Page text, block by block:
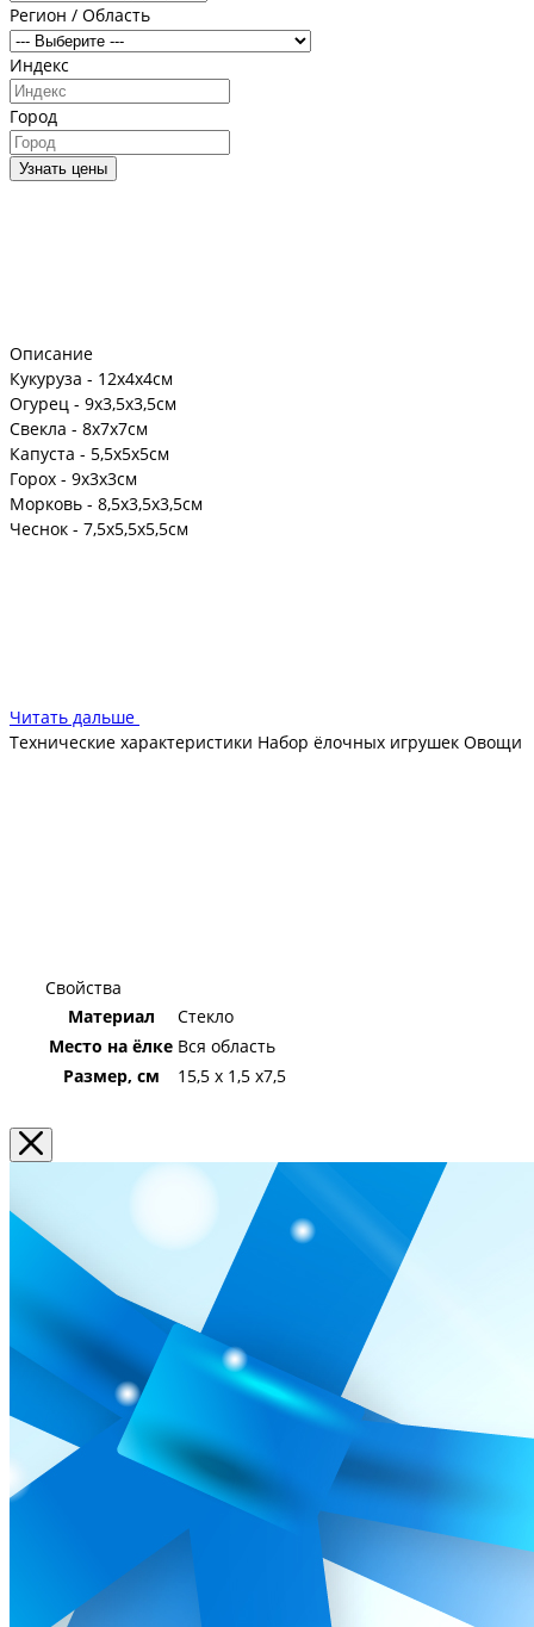
Регион / Область
Индекс
Город
Узнать цены
Описание
Кукуруза - 12х4х4см
Огурец - 9х3,5х3,5см
Свекла - 8х7х7см
Капуста - 5,5х5х5см
Горох - 9х3х3см
Морковь - 8,5х3,5х3,5см
Чеснок - 7,5х5,5х5,5см
Читать дальше
Технические характеристики Набор ёлочных игрушек Овощи
Свойства
Материал
Стекло
Место на ёлке Вся область
Размер, см
15,5 х 1,5 х7,5